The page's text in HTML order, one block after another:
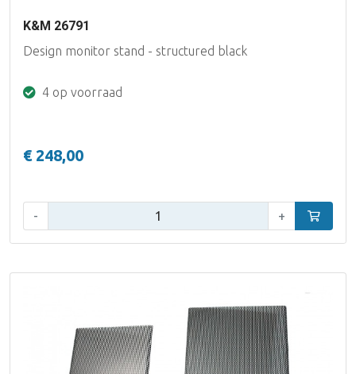
K&M 26791
Design monitor stand - structured black
4 op voorraad
€ 248,00
- + In